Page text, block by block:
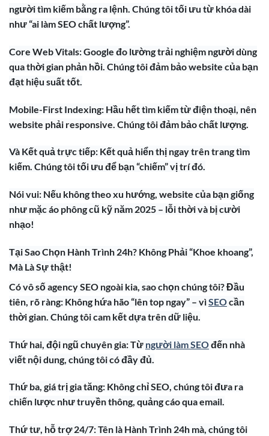
người tìm kiếm bằng ra lệnh. Chúng tôi tối ưu từ khóa dài
như “ai làm SEO chất lượng”.
Core Web Vitals: Google đo lường trải nghiệm người dùng
qua thời gian phản hồi. Chúng tôi đảm bảo website của bạn
đạt hiệu suất tốt.
Mobile-First Indexing: Hầu hết tìm kiếm từ điện thoại, nên
website phải responsive. Chúng tôi đảm bảo chất lượng.
Và Kết quả trực tiếp: Kết quả hiển thị ngay trên trang tìm
kiếm. Chúng tôi tối ưu để bạn “chiếm” vị trí đó.
Nói vui: Nếu không theo xu hướng, website của bạn giống
như mặc áo phông cũ kỹ năm 2025 – lỗi thời và bị cười
nhạo!
Tại Sao Chọn Hành Trình 24h? Không Phải “Khoe khoang”,
Mà Là Sự thật!
Có vô số agency SEO ngoài kia, sao chọn chúng tôi? Đầu
tiên, rõ ràng: Không hứa hão “lên top ngay” – vìSEOcần
thời gian. Chúng tôi cam kết dựa trên dữ liệu.
Thứ hai, đội ngũ chuyên gia: Từ người làm SEOđến nhà
viết nội dung, chúng tôi có đầy đủ.
Thứ ba, giá trị gia tăng: Không chỉ SEO, chúng tôi đưa ra
chiến lược như truyền thông, quảng cáo qua email.
Thứ tư, hỗ trợ 24/7: Tên là Hành Trình 24h mà, chúng tôi